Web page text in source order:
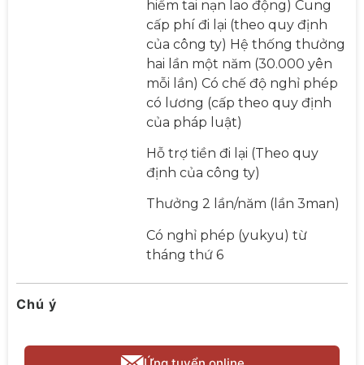
hiểm tai nạn lao động) Cung
cấp phí đi lại (theo quy định
của công ty) Hệ thống thưởng
hai lần một năm (30.000 yên
mỗi lần) Có chế độ nghỉ phép
có lương (cấp theo quy định
của pháp luật)
Hỗ trợ tiền đi lại (Theo quy
định của công ty)
Thưởng 2 lần/năm (lần 3man)
Có nghỉ phép (yukyu) từ
tháng thứ 6
Chú ý